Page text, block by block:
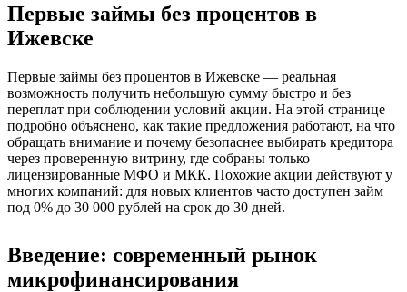
Первые займы без процентов в
Ижевске
Первые займы без процентов в Ижевске — реальная
возможность получить небольшую сумму быстро и без
переплат при соблюдении условий акции. На этой странице
подробно объяснено, как такие предложения работают, на что
обращать внимание и почему безопаснее выбирать кредитора
через проверенную витрину, где собраны только
лицензированные МФО и МКК. Похожие акции действуют у
многих компаний: для новых клиентов часто доступен займ
под 0% до 30 000 рублей на срок до 30 дней.
Введение: современный рынок
микрофинансирования